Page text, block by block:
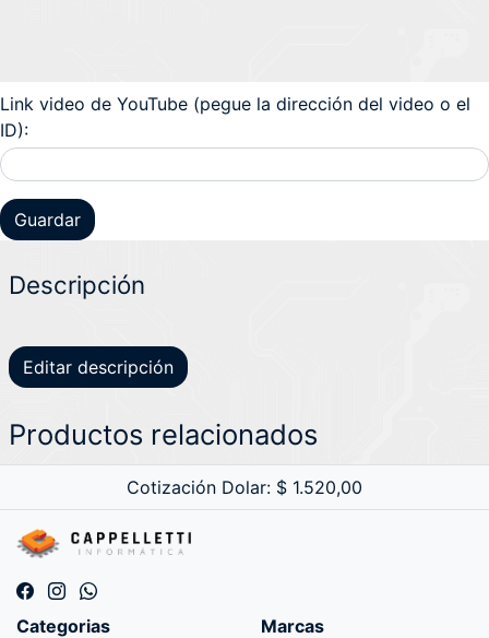
Link video de YouTube (pegue la dirección del video o el
ID):
Descripción
Editar descripción
Productos relacionados
Cotización Dolar: $ 1.520,00
Categorias
Marcas